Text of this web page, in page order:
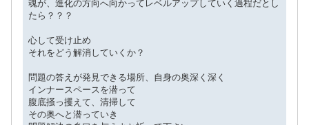
魂が、進化の方向へ向かってレベルアップしていく過程だとし
たら？？？
心して受け止め
それをどう解消していくか？
問題の答えが発見できる場所、自身の奥深く深く
インナースペースを潜って
腹底掻っ攫えて、清掃して
その奥へと潜っていき